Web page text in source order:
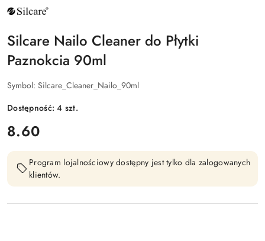
NAZWA
PRODUCENTA:
Silcare Nailo Cleaner do Płytki
Paznokcia 90ml
Symbol: Silcare_Cleaner_Nailo_90ml
Dostępność:4 szt.
cena:
8.60
Program lojalnościowy dostępny jest tylko dla zalogowanych
klientów.